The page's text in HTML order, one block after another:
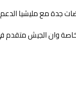
مع مليشيا الدعم
وان الجيش متقدم في